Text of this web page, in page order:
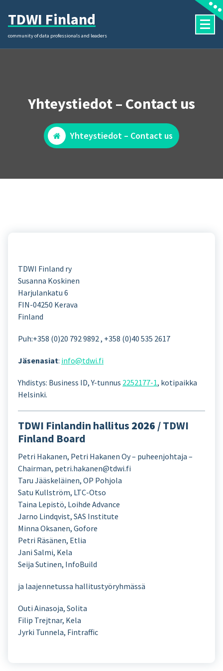
content
TDWI Finland
community of data professionals and leaders
Yhteystiedot – Contact us
Yhteystiedot – Contact us
TDWI Finland ry
Susanna Koskinen
Harjulankatu 6
FIN-04250 Kerava
Finland
Puh:+358 (0)20 792 9892 , +358 (0)40 535 2617
Jäsenasiat: info@tdwi.fi
Yhdistys: Business ID, Y-tunnus 2252177-1, kotipaikka
Helsinki.
TDWI Finlandin hallitus 2026 / TDWI
Finland Board
Petri Hakanen, Petri Hakanen Oy – puheenjohtaja –
Chairman, petri.hakanen@tdwi.fi
Taru Jääskeläinen, OP Pohjola
Satu Kullström, LTC-Otso
Taina Lepistö, Loihde Advance
Jarno Lindqvist, SAS Institute
Minna Oksanen, Gofore
Petri Räsänen, Etlia
Jani Salmi, Kela
Seija Sutinen, InfoBuild
ja laajennetussa hallitustyöryhmässä
Outi Ainasoja, Solita
Filip Trejtnar, Kela
Jyrki Tunnela, Fintraffic